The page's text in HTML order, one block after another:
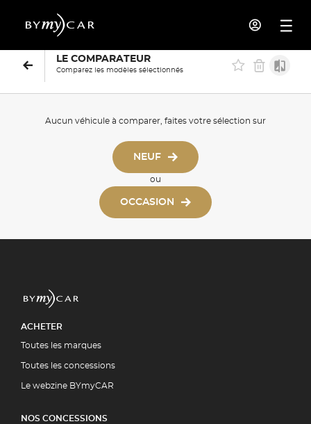
LE COMPARATEUR
Comparez les modèles sélectionnés
Aucun véhicule à comparer, faites votre sélection sur
NEUF
ou
OCCASION
ACHETER
Toutes les marques
Toutes les concessions
Le webzine BYmyCAR
NOS CONCESSIONS